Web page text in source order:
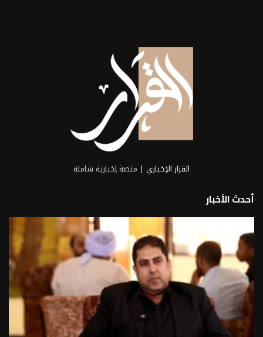
القرار الإخباري | منصة إخبارية شاملة
أحدث الأخبار